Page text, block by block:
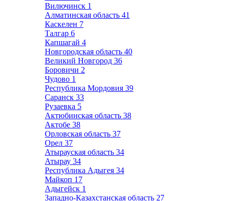
Вилючинск 1
Алматинская область 41
Каскелен 7
Талгар 6
Капшагай 4
Новгородская область 40
Великий Новгород 36
Боровичи 2
Чудово 1
Республика Мордовия 39
Саранск 33
Рузаевка 5
Актюбинская область 38
Актобе 38
Орловская область 37
Орел 37
Атырауская область 34
Атырау 34
Республика Адыгея 34
Майкоп 17
Адыгейск 1
Западно-Казахстанская область 27